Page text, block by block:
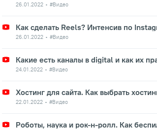
26.01.2022 #Видео
Как сделать Reels? Интенсив по
26.01.2022 #Видео
Какие есть каналы в digital и как их
24.01.2022 #Видео
Хостинг для сайта. Как выбрать
22.01.2022 #Видео
Роботы, наука и рок-н-ролл. Как